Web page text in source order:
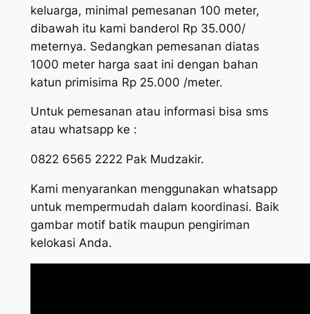
keluarga, minimal pemesanan 100 meter,
dibawah itu kami banderol Rp 35.000/
meternya. Sedangkan pemesanan diatas
1000 meter harga saat ini dengan bahan
katun primisima Rp 25.000 /meter.
Untuk pemesanan atau informasi bisa sms
atau whatsapp ke :
0822 6565 2222 Pak Mudzakir.
Kami menyarankan menggunakan whatsapp
untuk mempermudah dalam koordinasi. Baik
gambar motif batik maupun pengiriman
kelokasi Anda.